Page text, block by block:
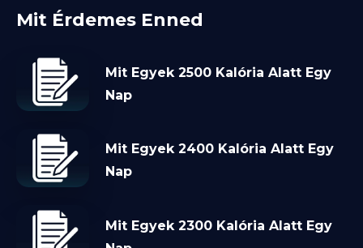
Mit Érdemes Enned
Mit Egyek 2500 Kalória Alatt Egy
Nap
Mit Egyek 2400 Kalória Alatt Egy
Nap
Mit Egyek 2300 Kalória Alatt Egy